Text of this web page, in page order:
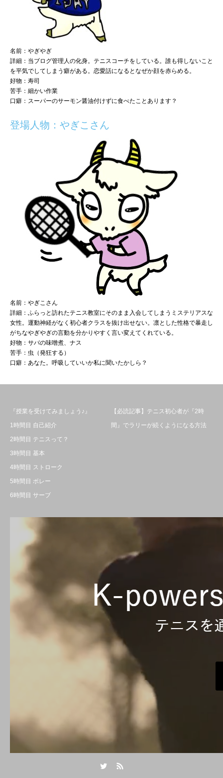
名前：やぎやぎ
詳細：当ブログ管理人の化身。テニスコーチをしている。誰も得しないこと
を平気でしてしまう癖がある。恋愛話になるとなぜか顔を赤らめる。
好物：寿司
苦手：細かい作業
口癖：スーパーのサーモン醤油付けずに食べたことあります？
登場人物：やぎこさん
名前：やぎこさん
詳細：ふらっと訪れたテニス教室にそのまま入会してしまうミステリアスな
女性。運動神経がなく初心者クラスを抜け出せない。凛とした性格で暴走し
がちなやぎやぎの言動を分かりやすく言い変えてくれている。
好物：サバの味噌煮、ナス
苦手：虫（発狂する）
口癖：あなた。呼吸していいか私に聞いたかしら？
『授業を受けてみましょう♪』
1時間目 自己紹介
2時間目 テニスって？
3時間目 基本
4時間目 ストローク
5時間目 ボレー
6時間目 サーブ
【必読記事】テニス初心者が『2時
間』でラリーが続くようになる方法